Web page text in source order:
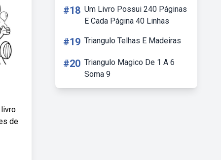
de
#18 Um Livro Possui 240 Páginas
E Cada Página 40 Linhas
#19 Triangulo Telhas E Madeiras
#20 Triangulo Magico De 1 A 6
Soma 9